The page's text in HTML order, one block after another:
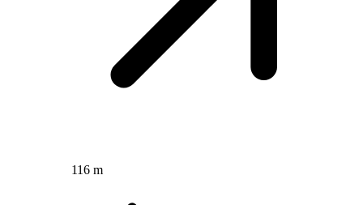
116 m